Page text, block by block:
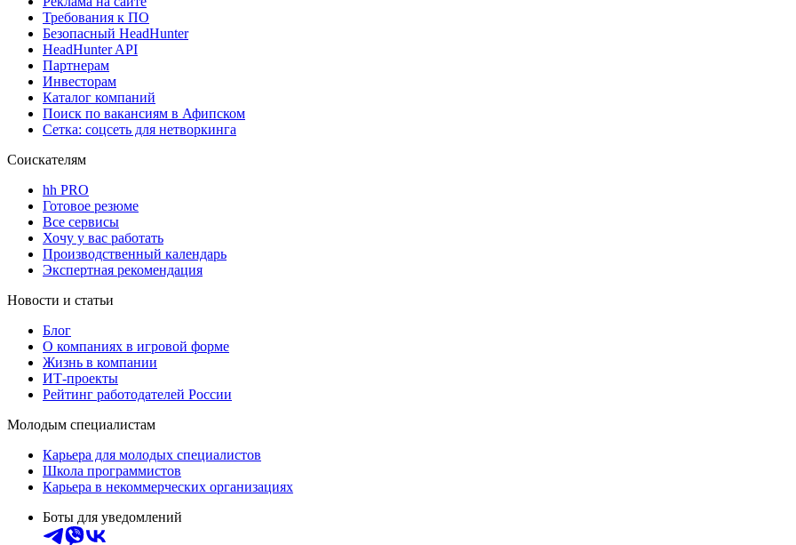
Требования к ПО
Безопасный HeadHunter
HeadHunter API
Партнерам
Инвесторам
Каталог компаний
Поиск по вакансиям в Афипском
Сетка: соцсеть для нетворкинга
Соискателям
hh PRO
Готовое резюме
Все сервисы
Хочу у вас работать
Производственный календарь
Экспертная рекомендация
Новости и статьи
Блог
О компаниях в игровой форме
Жизнь в компании
ИТ-проекты
Рейтинг работодателей России
Молодым специалистам
Карьера для молодых специалистов
Школа программистов
Карьера в некоммерческих организациях
Боты для уведомлений